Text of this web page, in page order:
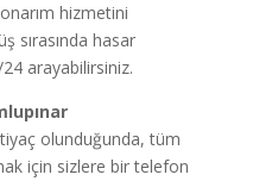
hizmetini
sırasında hasar
arayabilirsiniz.
olunduğunda, tüm
için sizlere bir telefon